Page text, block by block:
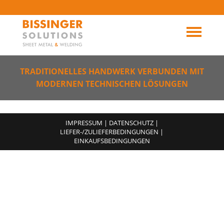
TRADITIONELLES HANDWERK VERBUNDEN MIT
MODERNEN TECHNISCHEN LÖSUNGEN
IMPRESSUM | DATENSCHUTZ |
LIEFER-/ZULIEFERBEDINGUNGEN |
EINKAUFSBEDINGUNGEN